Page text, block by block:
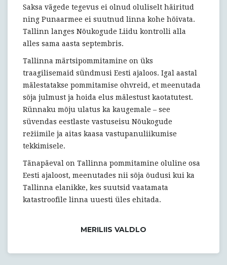
Saksa vägede tegevus ei olnud oluliselt häiritud
ning Punaarmee ei suutnud linna kohe hõivata.
Tallinn langes Nõukogude Liidu kontrolli alla
alles sama aasta septembris.
Tallinna märtsipommitamine on üks
traagilisemaid sündmusi Eesti ajaloos. Igal aastal
mälestatakse pommitamise ohvreid, et meenutada
sõja julmust ja hoida elus mälestust kaotatutest.
Rünnaku mõju ulatus ka kaugemale – see
süvendas eestlaste vastuseisu Nõukogude
režiimile ja aitas kaasa vastupanuliikumise
tekkimisele.
Tänapäeval on Tallinna pommitamine oluline osa
Eesti ajaloost, meenutades nii sõja õudusi kui ka
Tallinna elanikke, kes suutsid vaatamata
katastroofile linna uuesti üles ehitada.
MERILIIS VALDLO